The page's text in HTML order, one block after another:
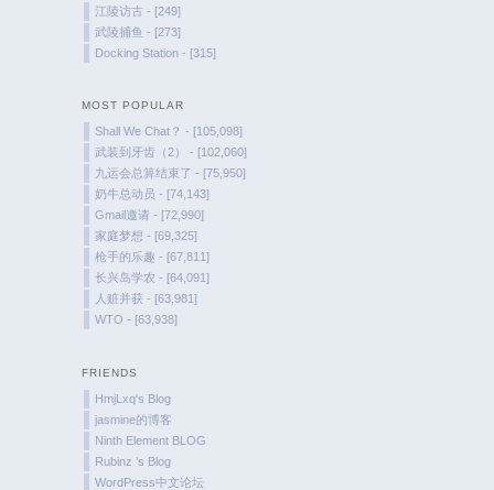
江陵访古 - [249]
武陵捕鱼 - [273]
Docking Station - [315]
MOST POPULAR
Shall We Chat？ - [105,098]
武装到牙齿（2） - [102,060]
九运会总算结束了 - [75,950]
奶牛总动员 - [74,143]
Gmail邀请 - [72,990]
家庭梦想 - [69,325]
枪手的乐趣 - [67,811]
长兴岛学农 - [64,091]
人赃并获 - [63,981]
WTO - [63,938]
FRIENDS
HmjLxq's Blog
jasmine的博客
Ninth Element BLOG
Rubinz ’s Blog
WordPress中文论坛